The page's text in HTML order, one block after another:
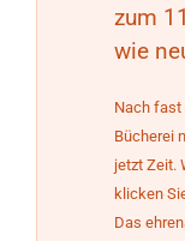
zum
wie
Nach fast
Bücherei
jetzt Zeit.
klicken
Das